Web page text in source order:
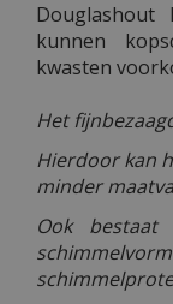
kunnen
kwasten
Het
Hierdoor kan
minder
Ook